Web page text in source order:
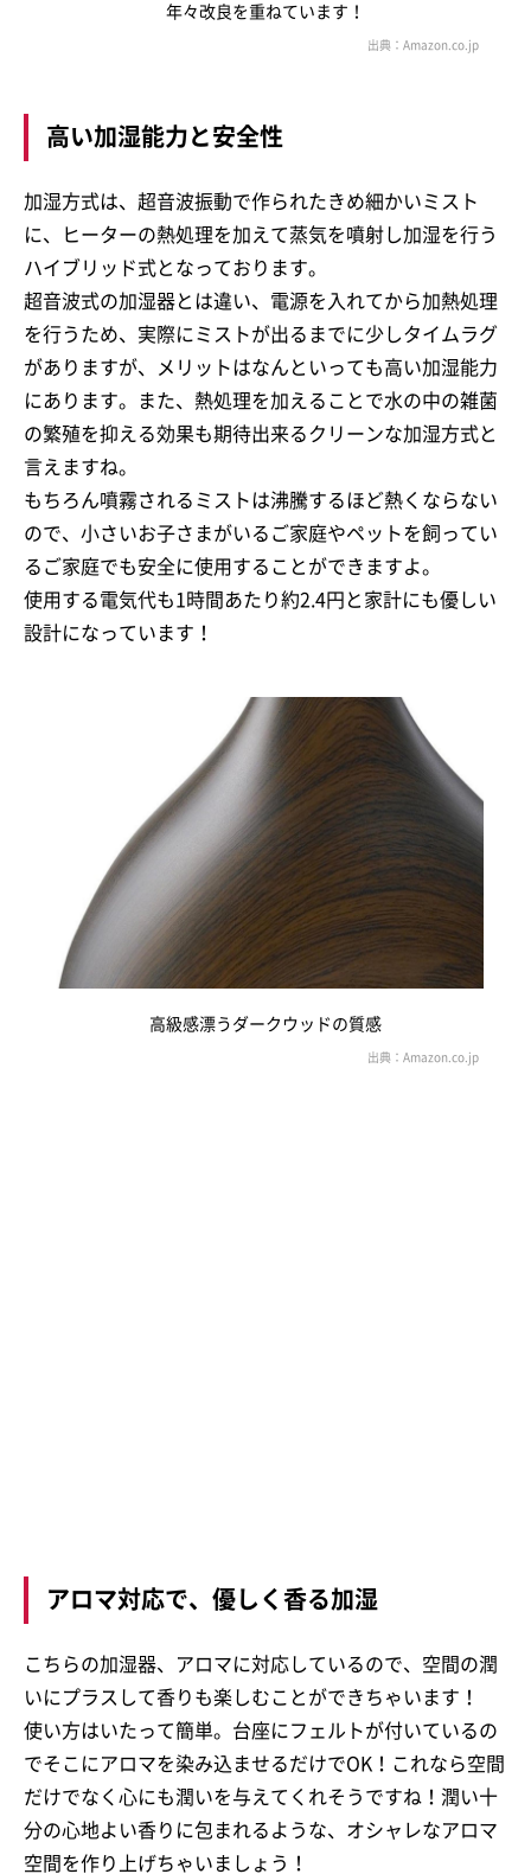
年々改良を重ねています！
高い加湿能力と安全性
加湿方式は、超音波振動で作られたきめ細かいミスト
に、ヒーターの熱処理を加えて蒸気を噴射し加湿を行う
ハイブリッド式となっております。
超音波式の加湿器とは違い、電源を入れてから加熱処理
を行うため、実際にミストが出るまでに少しタイムラグ
がありますが、メリットはなんといっても高い加湿能力
にあります。また、熱処理を加えることで水の中の雑菌
の繁殖を抑える効果も期待出来るクリーンな加湿方式と
言えますね。
もちろん噴霧されるミストは沸騰するほど熱くならない
ので、小さいお子さまがいるご家庭やペットを飼ってい
るご家庭でも安全に使用することができますよ。
使用する電気代も1時間あたり約2.4円と家計にも優しい
設計になっています！
高級感漂うダークウッドの質感
アロマ対応で、優しく香る加湿
こちらの加湿器、アロマに対応しているので、空間の潤
いにプラスして香りも楽しむことができちゃいます！
使い方はいたって簡単。台座にフェルトが付いているの
でそこにアロマを染み込ませるだけでOK！これなら空間
だけでなく心にも潤いを与えてくれそうですね！潤い十
分の心地よい香りに包まれるような、オシャレなアロマ
空間を作り上げちゃいましょう！